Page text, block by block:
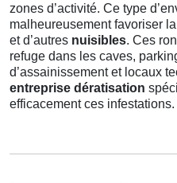
zones d’activité. Ce type
malheureusement favoriser
et d’autres nuisibles. Ces
refuge dans les caves,
d’assainissement et locaux
entreprise dératisation
efficacement ces infestations.